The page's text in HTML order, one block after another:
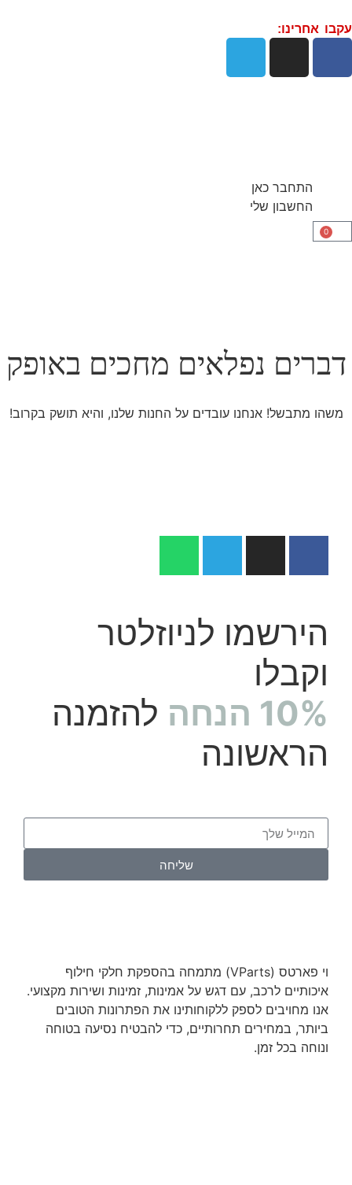
עקבו אחרינו:
התחבר כאן
החשבון שלי
0
דברים נפלאים מחכים באופק
משהו מתבשל! אנחנו עובדים על החנות שלנו, והיא תושק בקרוב!
הירשמו לניוזלטר
וקבלו
10% הנחה
להזמנה
הראשונה
שליחה
וי פארטס (VParts) מתמחה בהספקת חלקי חילוף
איכותיים לרכב, עם דגש על אמינות, זמינות ושירות מקצועי.
אנו מחויבים לספק ללקוחותינו את הפתרונות הטובים
ביותר, במחירים תחרותיים, כדי להבטיח נסיעה בטוחה
ונוחה בכל זמן.